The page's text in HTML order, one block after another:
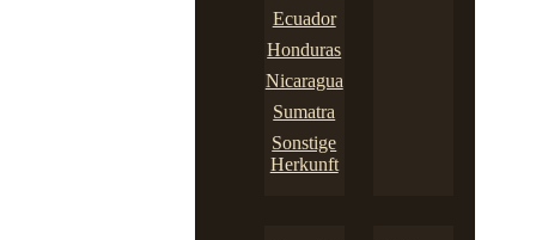
Ecuador
Honduras
Nicaragua
Sumatra
Sonstige
Herkunft